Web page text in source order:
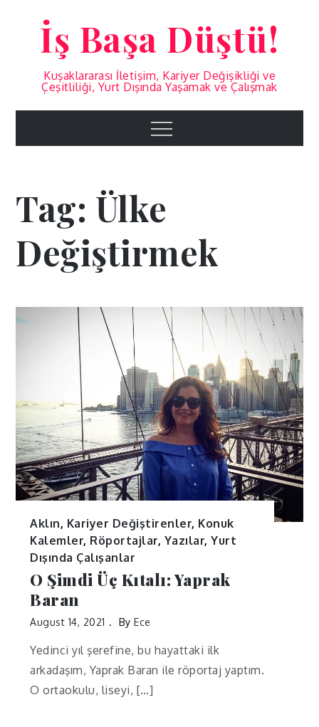
İş Başa Düştü!
Kuşaklararası İletişim, Kariyer Değişikliği ve
Çeşitliliği, Yurt Dışında Yaşamak ve Çalışmak
Menu
Tag: Ülke
Değiştirmek
Aklın, Kariyer Değiştirenler, Konuk
Kalemler, Röportajlar, Yazılar,Yurt
Dışında Çalışanlar
O Şimdi Üç Kıtalı: Yaprak
Baran
August 14, 2021 ByEce
Yedinci yıl şerefine, bu hayattaki ilk
arkadaşım, Yaprak Baran ile röportaj yaptım.
O ortaokulu, liseyi, […]